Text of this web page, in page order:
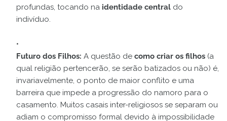
profundas, tocando na identidade central do
indivíduo.
Futuro dos Filhos: A questão de como criar os filhos (a
qual religião pertencerão, se serão batizados ou não) é,
invariavelmente, o ponto de maior conflito e uma
barreira que impede a progressão do namoro para o
casamento. Muitos casais inter-religiosos se separam ou
adiam o compromisso formal devido à impossibilidade